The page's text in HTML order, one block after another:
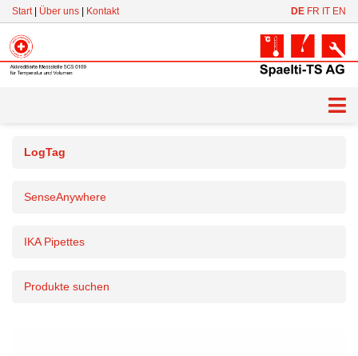
Skip
content
Start| Über uns Kontakt DE FR IT EN
LogTag
SenseAnywhere
IKA Pipettes
Produkte suchen